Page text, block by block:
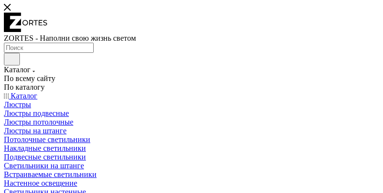
ZORTES - Наполни свою жизнь светом
Каталог
По всему сайту
По каталогу
Каталог
Люстры
Люстры подвесные
Люстры потолочные
Люстры на штанге
Потолочные светильники
Накладные светильники
Подвесные светильники
Светильники на штанге
Встраиваемые светильники
Настенное освещение